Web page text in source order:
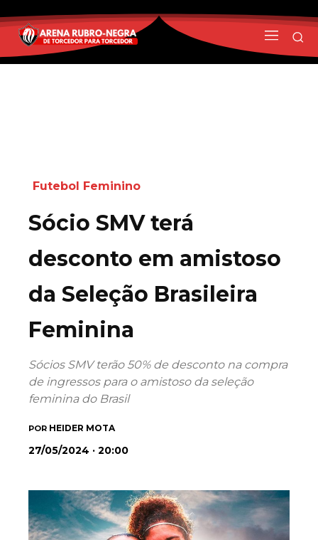
Futebol Feminino
Sócio SMV terá
desconto em amistoso
da Seleção Brasileira
Feminina
Sócios SMV terão 50% de desconto na compra
de ingressos para o amistoso da seleção
feminina do Brasil
POR HEIDER MOTA
27/05/2024 · 20:00